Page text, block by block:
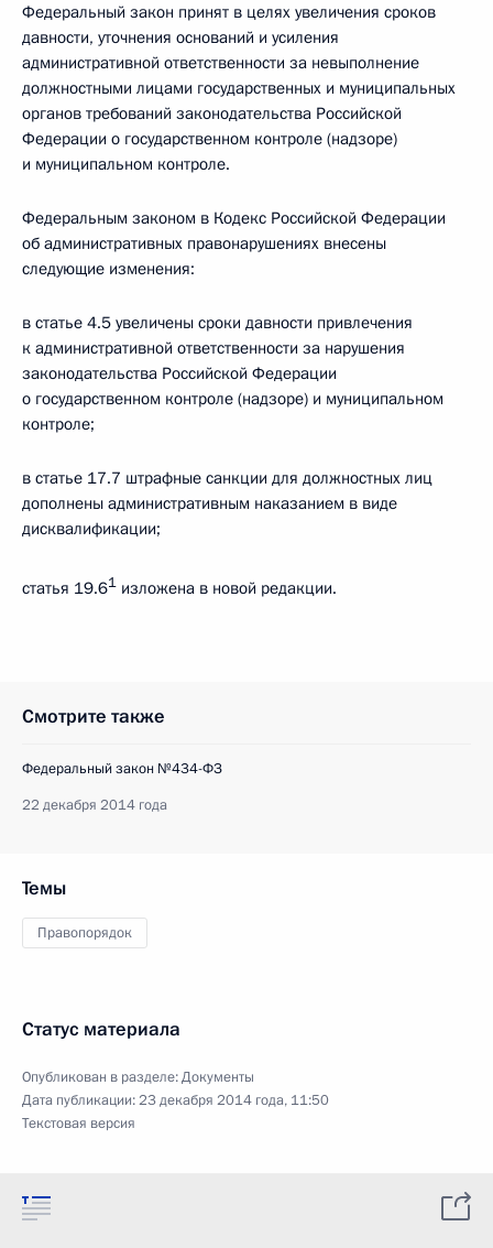
Федеральный закон принят в целях увеличения сроков
давности, уточнения оснований и усиления
административной ответственности за невыполнение
должностными лицами государственных и муниципальных
органов требований законодательства Российской
Федерации о государственном контроле (надзоре)
и муниципальном контроле.
Федеральным законом в Кодекс Российской Федерации
об административных правонарушениях внесены
следующие изменения:
в статье 4.5 увеличены сроки давности привлечения
к административной ответственности за нарушения
законодательства Российской Федерации
о государственном контроле (надзоре) и муниципальном
контроле;
в статье 17.7 штрафные санкции для должностных лиц
дополнены административным наказанием в виде
дисквалификации;
статья 19.61 изложена в новой редакции.
Смотрите также
Федеральный закон №434-ФЗ
22 декабря 2014 года
Темы
Правопорядок
Статус материала
Опубликован в разделе:Документы
Дата публикации:23 декабря 2014 года, 11:50
Текстовая версия